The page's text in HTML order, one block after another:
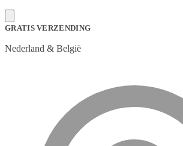
GRATIS VERZENDING
Nederland & België